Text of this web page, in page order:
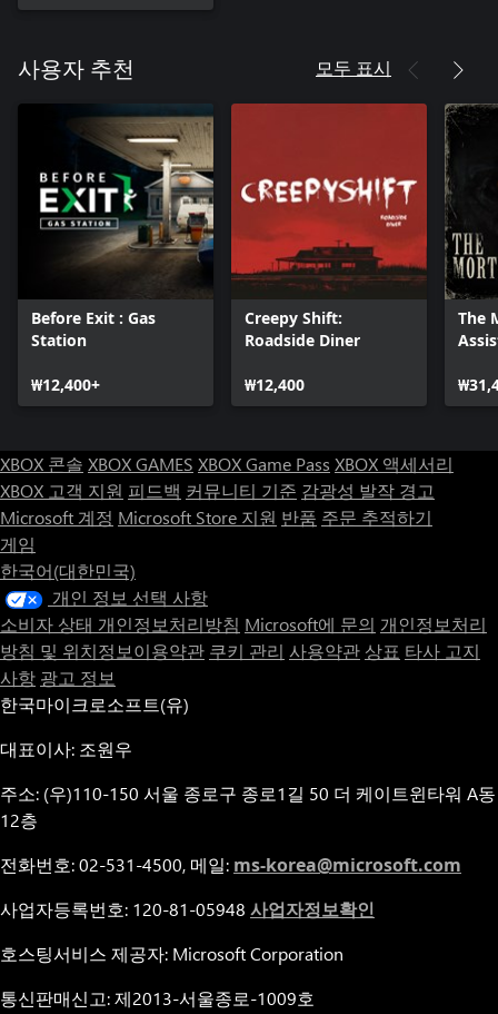
사용자 추천 모두 표시
Before Exit : Gas
Station
₩12,400+
Creepy Shift:
Roadside Diner
₩12,400
The
XBOX 콘솔 XBOX GAMES XBOX Game Pass XBOX 액세서리
XBOX 고객 지원 피드백 커뮤니티 기준 감광성 발작 경고
Microsoft 계정 Microsoft Store 지원 반품 주문 추적하기
게임
한국어(대한민국)
개인 정보 선택 사항
소비자 상태 개인정보처리방침 Microsoft에 문의 개인정보처리
방침 및 위치정보이용약관 쿠키 관리 사용약관 상표 타사 고지
사항 광고 정보
한국마이크로소프트(유)
대표이사: 조원우
주소: (우)110-150 서울 종로구 종로1길 50 더 케이트윈타워 A동
12층
전화번호: 02-531-4500, 메일: ms-korea@microsoft.com
사업자등록번호: 120-81-05948 사업자정보확인
호스팅서비스 제공자: Microsoft Corporation
통신판매신고: 제2013-서울종로-1009호